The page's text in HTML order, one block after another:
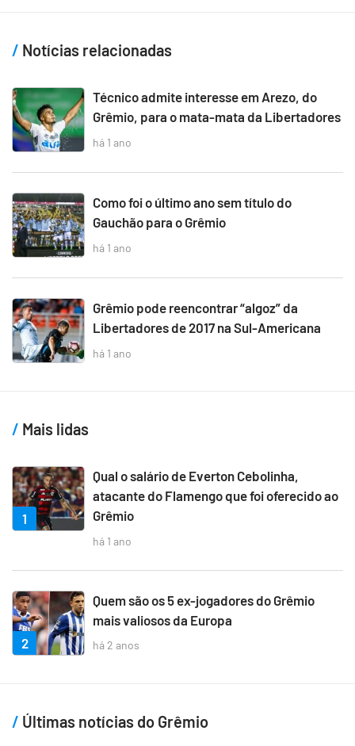
Notícias relacionadas
Técnico admite interesse em Arezo, do
Grêmio, para o mata-mata da Libertadores
há 1 ano
Como foi o último ano sem título do
Gauchão para o Grêmio
há 1 ano
Grêmio pode reencontrar “algoz” da
Libertadores de 2017 na Sul-Americana
há 1 ano
Mais lidas
1
Qual o salário de Everton Cebolinha,
atacante do Flamengo que foi oferecido ao
Grêmio
há 1 ano
2
Quem são os 5 ex-jogadores do Grêmio
mais valiosos da Europa
há 2 anos
Últimas notícias do Grêmio